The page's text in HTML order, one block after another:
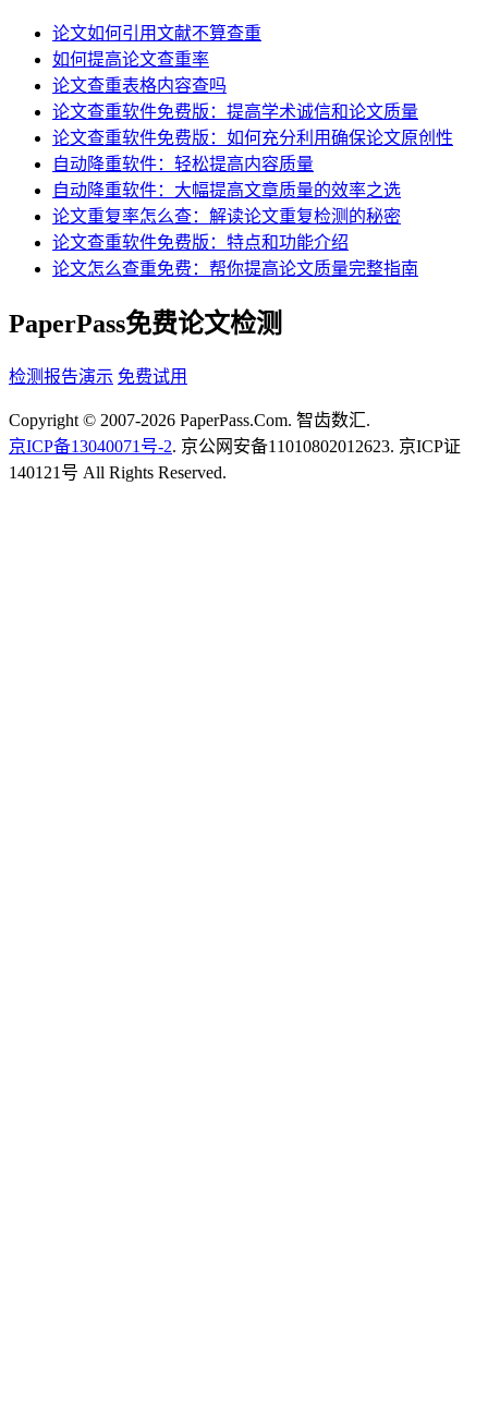
论文如何引用文献不算查重
如何提高论文查重率
论文查重表格内容查吗
论文查重软件免费版：提高学术诚信和论文质量
论文查重软件免费版：如何充分利用确保论文原创性
自动降重软件：轻松提高内容质量
自动降重软件：大幅提高文章质量的效率之选
论文重复率怎么查：解读论文重复检测的秘密
论文查重软件免费版：特点和功能介绍
论文怎么查重免费：帮你提高论文质量完整指南
PaperPass免费论文检测
检测报告演示 免费试用
Copyright © 2007-2026 PaperPass.Com. 智齿数汇.
京ICP备13040071号-2. 京公网安备11010802012623. 京ICP证
140121号 All Rights Reserved.